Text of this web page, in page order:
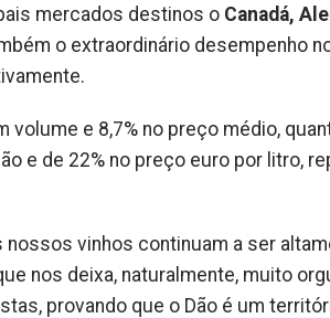
mercados destinos o Canadá,
o extraordinário desempenho
volume e 8,7% no preço médio,
e de 22% no preço euro por litro,
nossos vinhos continuam a ser
nos deixa, naturalmente, muito
provando que o Dão é um